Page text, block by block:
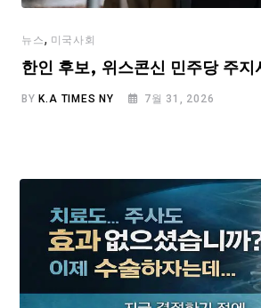
뉴스, 미국사회
한인 후보, 위스콘신 민주당 주지
BY K.A TIMES NY 7월 31, 2026